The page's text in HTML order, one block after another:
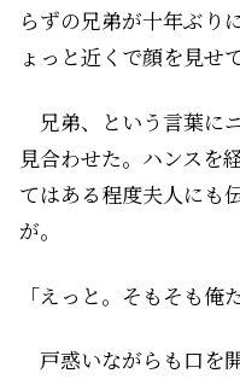
らずの兄弟が十年ぶり
ょっと近くで顔を見せ
兄弟、という言葉に
見合わせた。ハンスを
てはある程度夫人にも
が――。
「えっと。そもそも俺
戸惑いながらも口を